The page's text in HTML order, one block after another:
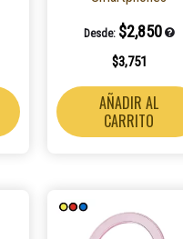
Desde: $2,850
$3,751
AÑADIR AL
CARRITO